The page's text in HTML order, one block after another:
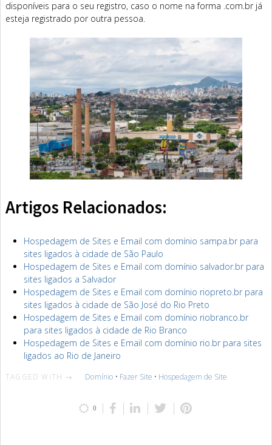
disponíveis para o seu registro, caso o nome na forma .com.br já
esteja registrado por outra pessoa.
Artigos Relacionados:
Hospedagem de Sites e Email com domínio sampa.br para
sites ligados à cidade de São Paulo
Hospedagem de Sites e Email com domínio salvador.br para
sites ligados a Salvador
Hospedagem de Sites e Email com domínio riopreto.br para
sites ligados à cidade de São José do Rio Preto
Hospedagem de Sites e Email com domínio riobranco.br
para sites ligados à cidade de Rio Branco
Hospedagem de Sites e Email com domínio rio.br para sites
ligados ao Rio de Janeiro
TAGGED WITH → Domínio • Fazer Site • Hospedagem de Site
0